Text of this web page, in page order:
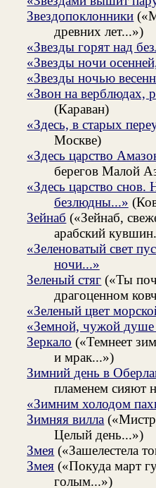
Звездопоклонники
древних лет...»)
«Звезды горят над
«Звезды ночи
«Звезды ночью
«Звон на верблюдах,
(Караван)
«Здесь, в старых
Москве)
«Здесь царство
берегов Малой
«Здесь царство снов.
безлюдны...»
Зейнаб («Зейнаб,
арабский
«Зеленоватый свет
ночи...»
Зеленый стяг («Ты
драгоценном
«Зеленый цвет
«Земной, чужой душе
Зеркало («Темнеет
и мрак...»)
Зимний день в
пламенем сияют
«Зимним холодом
Зимняя вилла
Целый день...»)
Змея («Зашелестела
Змея («Покуда март
голым...»)